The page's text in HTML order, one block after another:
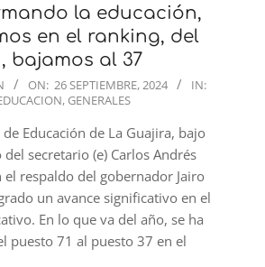
la educación,
en el ranking, del
bajamos al 37
ON: 26 SEPTIEMBRE, 2024
IN:
, GENERALES
de Educación de La Guajira, bajo
del secretario (e) Carlos Andrés
el respaldo del gobernador Jairo
un avance significativo en el
En lo que va del año, se ha
puesto 71 al puesto 37 en el